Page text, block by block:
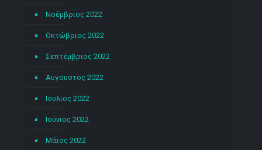
Νοέμβριος 2022
Οκτώβριος 2022
Σεπτέμβριος 2022
Αύγουστος 2022
Ιούλιος 2022
Ιούνιος 2022
Μάιος 2022